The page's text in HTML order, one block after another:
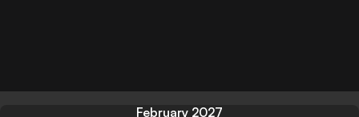
February 2027